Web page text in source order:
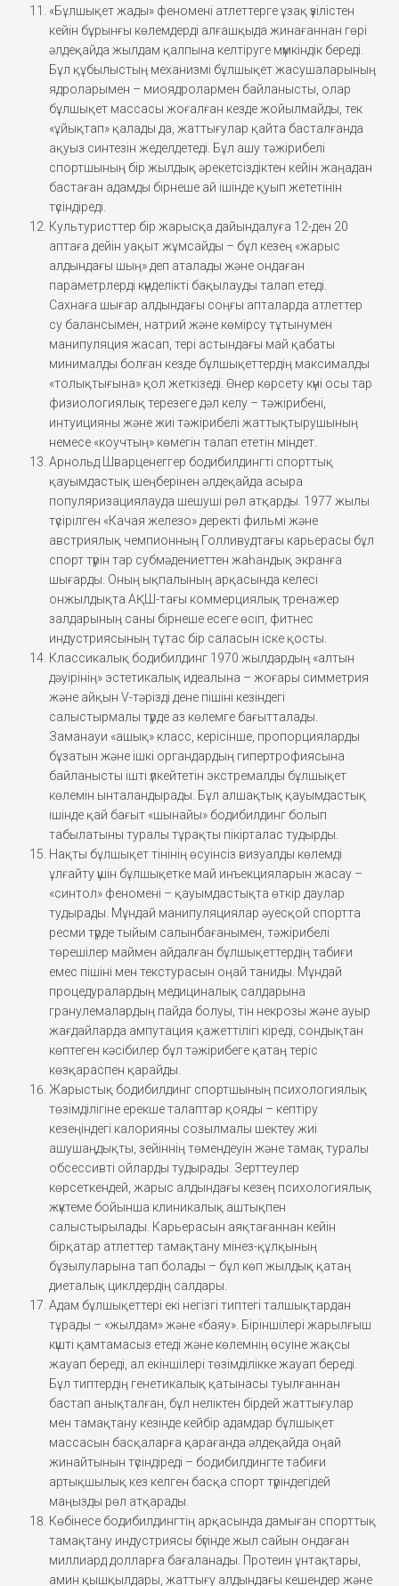
«Бұлшықет жады» феномені атлеттерге ұзақ үзілістен
кейін бұрынғы көлемдерді алғашқыда жинағаннан гөрі
әлдеқайда жылдам қалпына келтіруге мүмкіндік береді.
Бұл құбылыстың механизмі бұлшықет жасушаларының
ядроларымен – миоядролармен байланысты, олар
бұлшықет массасы жоғалған кезде жойылмайды, тек
«ұйықтап» қалады да, жаттығулар қайта басталғанда
ақуыз синтезін жеделдетеді. Бұл ашу тәжірибелі
спортшының бір жылдық әрекетсіздіктен кейін жаңадан
бастаған адамды бірнеше ай ішінде қуып жететінін
түсіндіреді.
Культуристтер бір жарысқа дайындалуға 12-ден 20
аптаға дейін уақыт жұмсайды – бұл кезең «жарыс
алдындағы шың» деп аталады және ондаған
параметрлерді күнделікті бақылауды талап етеді.
Сахнаға шығар алдындағы соңғы апталарда атлеттер
су балансымен, натрий және көмірсу тұтынумен
манипуляция жасап, тері астындағы май қабаты
минималды болған кезде бұлшықеттердің максималды
«толықтығына» қол жеткізеді. Өнер көрсету күні осы тар
физиологиялық терезеге дәл келу – тәжірибені,
интуицияны және жиі тәжірибелі жаттықтырушының
немесе «коучтың» көмегін талап ететін міндет.
Арнольд Шварценеггер бодибилдингті спорттық
қауымдастық шеңберінен әлдеқайда асыра
популяризациялауда шешуші рөл атқарды. 1977 жылы
түсірілген «Качая железо» деректі фильмі және
австриялық чемпионның Голливудтағы карьерасы бұл
спорт түрін тар субмәдениеттен жаһандық экранға
шығарды. Оның ықпалының арқасында келесі
онжылдықта АҚШ-тағы коммерциялық тренажер
залдарының саны бірнеше есеге өсіп, фитнес
индустриясының тұтас бір саласын іске қосты.
Классикалық бодибилдинг 1970 жылдардың «алтын
дәуірінің» эстетикалық идеалына – жоғары симметрия
және айқын V-тәрізді дене пішіні кезіндегі
салыстырмалы түрде аз көлемге бағытталады.
Заманауи «ашық» класс, керісінше, пропорцияларды
бұзатын және ішкі органдардың гипертрофиясына
байланысты ішті үлкейтетін экстремалды бұлшықет
көлемін ынталандырады. Бұл алшақтық қауымдастық
ішінде қай бағыт «шынайы» бодибилдинг болып
табылатыны туралы тұрақты пікірталас тудырды.
Нақты бұлшықет тінінің өсуінсіз визуалды көлемді
ұлғайту үшін бұлшықетке май инъекцияларын жасау –
«синтол» феномені – қауымдастықта өткір даулар
тудырады. Мұндай манипуляциялар әуесқой спортта
ресми түрде тыйым салынбағанымен, тәжірибелі
төрешілер маймен айдалған бұлшықеттердің табиғи
емес пішіні мен текстурасын оңай таниды. Мұндай
процедуралардың медициналық салдарына
гранулемалардың пайда болуы, тін некрозы және ауыр
жағдайларда ампутация қажеттілігі кіреді, сондықтан
көптеген кәсібилер бұл тәжірибеге қатаң теріс
көзқараспен қарайды.
Жарыстық бодибилдинг спортшының психологиялық
төзімділігіне ерекше талаптар қояды – кептіру
кезеңіндегі калорияны созылмалы шектеу жиі
ашушаңдықты, зейіннің төмендеуін және тамақ туралы
обсессивті ойларды тудырады. Зерттеулер
көрсеткендей, жарыс алдындағы кезең психологиялық
жүктеме бойынша клиникалық аштықпен
салыстырылады. Карьерасын аяқтағаннан кейін
бірқатар атлеттер тамақтану мінез-құлқының
бұзылуларына тап болады – бұл көп жылдық қатаң
диеталық циклдердің салдары.
Адам бұлшықеттері екі негізгі типтегі талшықтардан
тұрады – «жылдам» және «баяу». Біріншілері жарылғыш
күшті қамтамасыз етеді және көлемнің өсуіне жақсы
жауап береді, ал екіншілері төзімділікке жауап береді.
Бұл типтердің генетикалық қатынасы туылғаннан
бастап анықталған, бұл неліктен бірдей жаттығулар
мен тамақтану кезінде кейбір адамдар бұлшықет
массасын басқаларға қарағанда әлдеқайда оңай
жинайтынын түсіндіреді – бодибилдингте табиғи
артықшылық кез келген басқа спорт түріндегідей
маңызды рөл атқарады.
Көбінесе бодибилдингтің арқасында дамыған спорттық
тамақтану индустриясы бүгінде жыл сайын ондаған
миллиард долларға бағаланады. Протеин ұнтақтары,
амин қышқылдары, жаттығу алдындағы кешендер және